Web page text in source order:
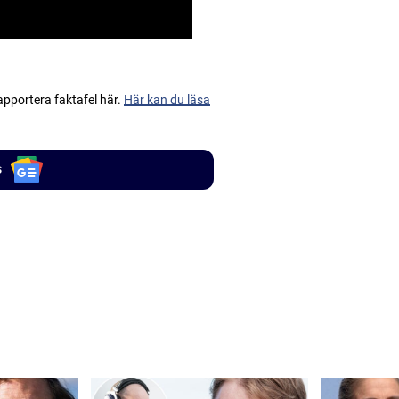
faktafel här. Här kan du läsa